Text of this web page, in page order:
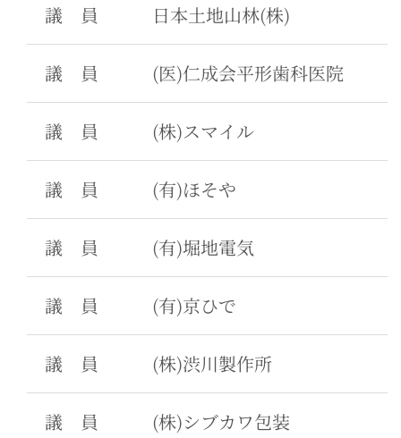
議 員 日本土地山林(株)
議 員 (医)仁成会平形歯科医院
議 員 (株)スマイル
議 員 (有)ほそや
議 員 (有)堀地電気
議 員 (有)京ひで
議 員 (株)渋川製作所
議 員 (株)シブカワ包装